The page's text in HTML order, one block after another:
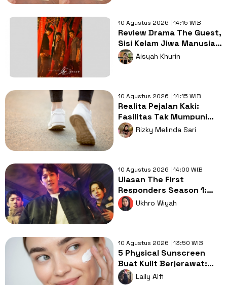
10 Agustus 2026 | 14:15 WIB
Review Drama The Guest,
Sisi Kelam Jiwa Manusia
dan Teror Supranatural
Aisyah Khurin
10 Agustus 2026 | 14:15 WIB
Realita Pejalan Kaki:
Fasilitas Tak Mumpuni
hingga Stigma Miring
Orang Lain
Rizky Melinda Sari
10 Agustus 2026 | 14:00 WIB
Ulasan The First
Responders Season 1:
Kerja Sama Polisi dan
Damkar di Tengah Situasi
Ukhro Wiyah
10 Agustus 2026 | 13:50 WIB
5 Physical Sunscreen
Buat Kulit Berjerawat:
Non-Comedogenic dan
Laily Alfi